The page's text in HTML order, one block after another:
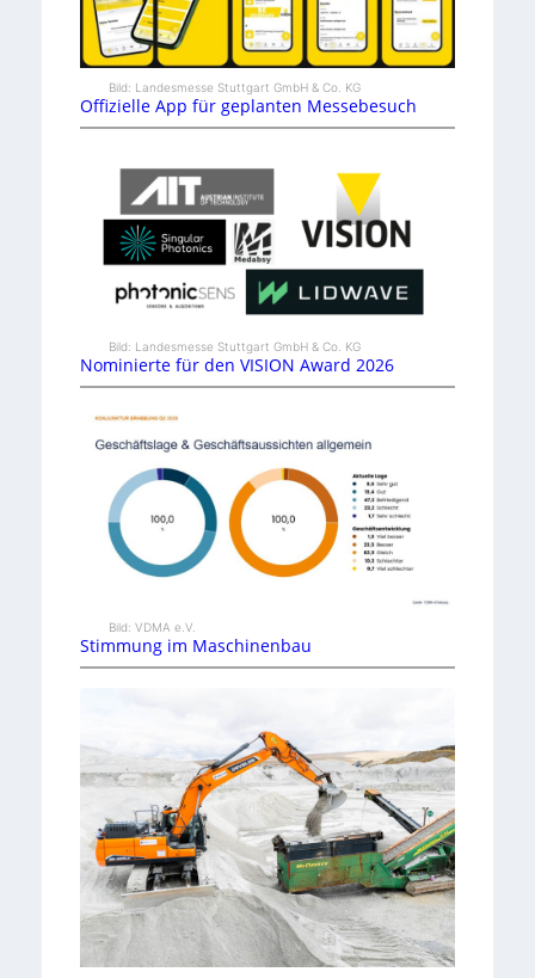
Bild: Landesmesse Stuttgart GmbH & Co. KG
Offizielle App für geplanten Messebesuch
Bild: Landesmesse Stuttgart GmbH & Co. KG
Nominierte für den VISION Award 2026
Bild: VDMA e.V.
Stimmung im Maschinenbau